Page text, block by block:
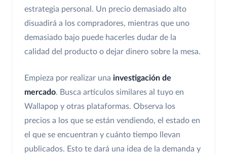
estrategia personal. Un precio demasiado alto
disuadirá a los compradores, mientras que uno
demasiado bajo puede hacerles dudar de la
calidad del producto o dejar dinero sobre la mesa.
Empieza por realizar una investigación de
mercado. Busca artículos similares al tuyo en
Wallapop y otras plataformas. Observa los
precios a los que se están vendiendo, el estado en
el que se encuentran y cuánto tiempo llevan
publicados. Esto te dará una idea de la demanda y